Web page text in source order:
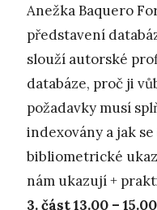
Anežka Baquero
představení
slouží autorské
databáze, proč ji
požadavky musí
indexovány a jak
bibliometrické
nám ukazují +
3. část 13.00 –